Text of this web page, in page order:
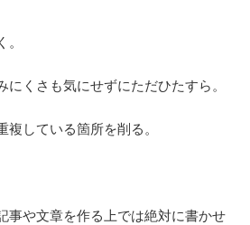
にくさも気にせずにただひたすら。
している箇所を削る。
事や文章を作る上では絶対に書かせ